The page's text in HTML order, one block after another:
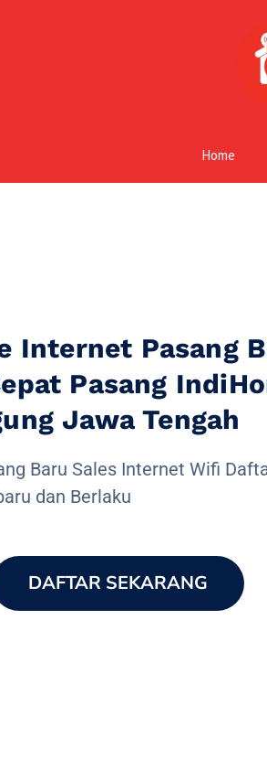
Home
Internet Pasang
Pasang
Jawa Tengah
Baru Sales Internet Wifi
dan Berlaku
DAFTAR SEKARANG